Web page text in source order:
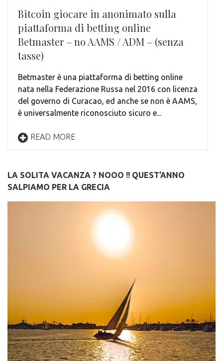
Bitcoin giocare in anonimato sulla
piattaforma di betting online
Betmaster – no AAMS / ADM – (senza
tasse)
Betmaster è una piattaforma di betting online
nata nella Federazione Russa nel 2016 con licenza
del governo di Curacao, ed anche se non è AAMS,
è universalmente riconosciuto sicuro e...
READ MORE
LA SOLITA VACANZA ? NOOO !! QUEST’ANNO
SALPIAMO PER LA GRECIA